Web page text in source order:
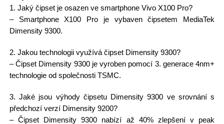
1. Jaký čipset je osazen ve smartphone Vivo X100 Pro?
– Smartphone X100 Pro je vybaven čipsetem MediaTek
Dimensity 9300.
2. Jakou technologii využívá čipset Dimensity 9300?
– Čipset Dimensity 9300 je vyroben pomocí 3. generace 4nm+
technologie od společnosti TSMC.
3. Jaké jsou výhody čipsetu Dimensity 9300 ve srovnání s
předchozí verzí Dimensity 9200?
– Čipset Dimensity 9300 nabízí až 40% zlepšení v peak